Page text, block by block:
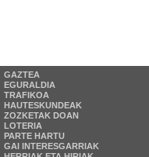
GAZTEA
EGURALDIA
TRAFIKOA
HAUTESKUNDEAK
ZOZKETAK DOAN
LOTERIA
PARTE HARTU
GAI INTERESGARRIAK